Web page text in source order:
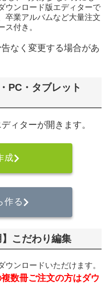
ウンロード版エディターで
卒業アルバムなど大量注文
ス付き。
なく変更する場合があ
PC・タブレット
ィターが開きます。
成
作る
こだわり編集
ウンロードいただけます。
数冊ご注文の方はダウ